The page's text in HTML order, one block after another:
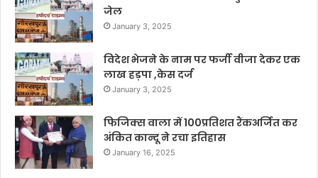
जेल
January 3, 2025
विदेश भेजने के नाम पर फर्जी वीजा देकर एक
लाख हड़पा ,केस दर्ज
January 3, 2025
फिजिक्स वाला में 100प्रतिशत रैंकअर्जित कर
अंकित कान्दू ने रचा इतिहास
January 16, 2025